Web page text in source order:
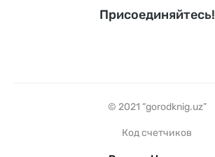
Присоединяйтесь!
© 2021 “gorodknig.uz”
Код счетчиков